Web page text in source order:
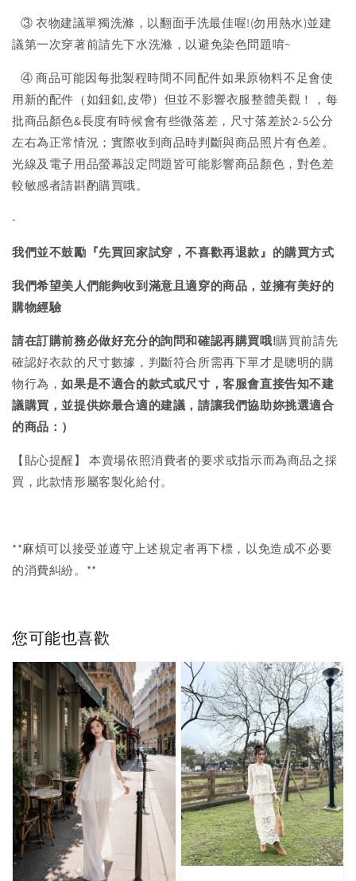
③ 衣物建議單獨洗滌，以翻面手洗最佳喔!(勿用熱水)並建
議第一次穿著前請先下水洗滌，以避免染色問題唷~
④ 商品可能因每批製程時間不同配件如果原物料不足會使
用新的配件（如鈕釦,皮帶）但並不影響衣服整體美觀！，每
批商品顏色&長度有時候會有些微落差，尺寸落差於2-5公分
左右為正常情況；實際收到商品時判斷與商品照片有色差。
光線及電子用品螢幕設定問題皆可能影響商品顏色，對色差
較敏感者請斟酌購買哦。
-
我們並不鼓勵『先買回家試穿，不喜歡再退款』的購買方式
我們希望美人們能夠收到滿意且適穿的商品，並擁有美好的
購物經驗
請在訂購前務必做好充分的詢問和確認再購買哦!購買前請先
確認好衣款的尺寸數據，判斷符合所需再下單才是聰明的購
物行為，如果是不適合的款式或尺寸，客服會直接告知不建
議購買，並提供妳最合適的建議，請讓我們協助妳挑選適合
的商品：）
【貼心提醒】 本賣場依照消費者的要求或指示而為商品之採
買，此款情形屬客製化給付。
**麻煩可以接受並遵守上述規定者再下標，以免造成不必要
的消費糾紛。**
您可能也喜歡